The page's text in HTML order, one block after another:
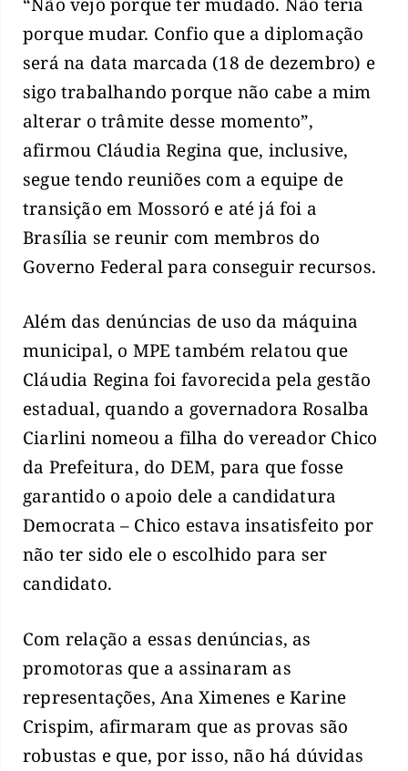
porque mudar. Confio que a diplomação
será na data marcada (18 de dezembro) e
sigo trabalhando porque não cabe a mim
alterar o trâmite desse momento”,
afirmou Cláudia Regina que, inclusive,
segue tendo reuniões com a equipe de
transição em Mossoró e até já foi a
Brasília se reunir com membros do
Governo Federal para conseguir recursos.
Além das denúncias de uso da máquina
municipal, o MPE também relatou que
Cláudia Regina foi favorecida pela gestão
estadual, quando a governadora Rosalba
Ciarlini nomeou a filha do vereador Chico
da Prefeitura, do DEM, para que fosse
garantido o apoio dele a candidatura
Democrata – Chico estava insatisfeito por
não ter sido ele o escolhido para ser
candidato.
Com relação a essas denúncias, as
promotoras que a assinaram as
representações, Ana Ximenes e Karine
Crispim, afirmaram que as provas são
robustas e que, por isso, não há dúvidas